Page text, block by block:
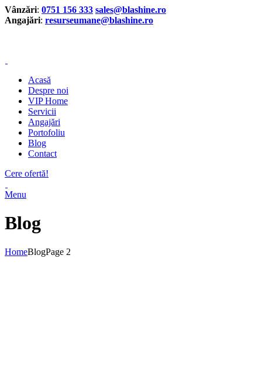
Vânzări: 0751 156 333 sales@blashine.ro
Angajări: resurseumane@blashine.ro
Acasă
Despre noi
VIP Home
Servicii
Angajări
Portofoliu
Blog
Contact
Cere ofertă!
Menu
Blog
HomeBlogPage 2